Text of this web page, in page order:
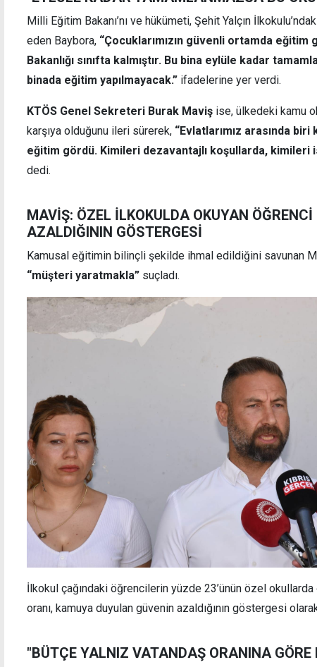
Milli Eğitim Bakanı’nı ve hükümeti, Şehit Yalçın
eden Baybora, “Çocuklarımızın güvenli ortamda
Bakanlığı sınıfta kalmıştır. Bu bina eylüle kadar
binada eğitim yapılmayacak.” ifadelerine yer verdi.
KTÖS Genel Sekreteri Burak Maviş ise, ülkedeki kamu
karşıya olduğunu ileri sürerek, “Evlatlarımız arasında
eğitim gördü. Kimileri dezavantajlı koşullarda, kimileri
dedi.
MAVİŞ: ÖZEL İLKOKULDA OKUYAN
AZALDIĞININ GÖSTERGESİ
Kamusal eğitimin bilinçli şekilde ihmal edildiğini savunan
“müşteri yaratmakla” suçladı.
İlkokul çağındaki öğrencilerin yüzde 23’ünün özel
oranı, kamuya duyulan güvenin azaldığının göstergesi
"BÜTÇE YALNIZ VATANDAŞ ORANINA